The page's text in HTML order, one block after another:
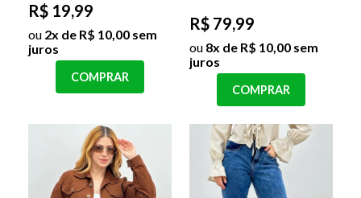
R$ 19,99
ou 2x de R$ 10,00 sem
juros
COMPRAR
R$ 79,99
ou 8x de R$ 10,00 sem
juros
COMPRAR